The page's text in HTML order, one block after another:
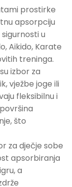
prostirke
apsorpciju
u
Aikido, Karate
treninga.
izbor za
vježbe joge ili
fleksibilnu i
što
za dječje sobe
apsorbiranja
a